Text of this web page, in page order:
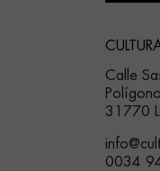
Calle
31770
0034